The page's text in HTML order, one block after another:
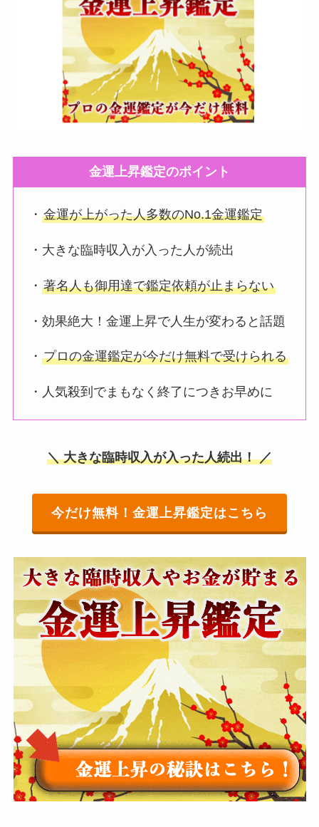
金運上昇鑑定のポイント
・金運が上がった人多数のNo.1金運鑑定
・大きな臨時収入が入った人が続出
・著名人も御用達で鑑定依頼が止まらない
・効果絶大！金運上昇で人生が変わると話題
・プロの金運鑑定が今だけ無料で受けられる
・人気殺到でまもなく終了につきお早めに
＼ 大きな臨時収入が入った人続出！ ／
今だけ無料！金運上昇鑑定はこちら